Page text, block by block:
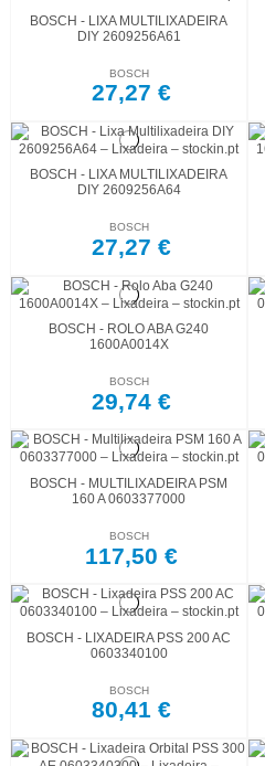
BOSCH - LIXA MULTILIXADEIRA
DIY 2609256A61
BOSCH
27,27 €
BOSCH - LIXA MULTILIXADEIRA
DIY 2609256A64
BOSCH
27,27 €
BOSCH - ROLO ABA G240
1600A0014X
BOSCH
29,74 €
BOSCH - MULTILIXADEIRA PSM
160 A 0603377000
BOSCH
117,50 €
BOSCH - LIXADEIRA PSS 200 AC
0603340100
BOSCH
80,41 €